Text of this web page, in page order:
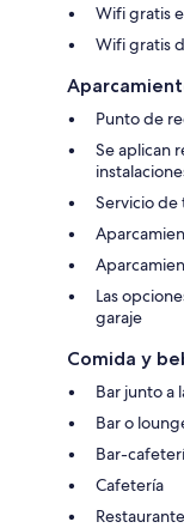
Wifi gratis
Wifi gratis
Punto de
Se aplican
Servicio de
Las
garaje
Comida y
Bar junto a
Bar o
Bar-
Cafetería
Restaurante